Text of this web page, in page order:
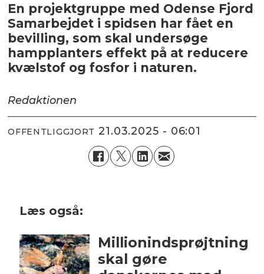
En projektgruppe med Odense Fjord
Samarbejdet i spidsen har fået en
bevilling, som skal undersøge
hampplanters effekt på at reducere
kvælstof og fosfor i naturen.
Redaktionen
OFFENTLIGGJORT 21.03.2025 - 06:01
Læs også:
Millionindsprøjtning
skal gøre